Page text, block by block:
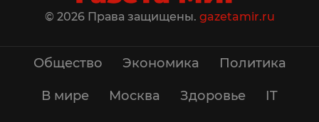
© 2026 Права защищены. gazetamir.ru
Общество Экономика Политика
В мире Москва Здоровье IT